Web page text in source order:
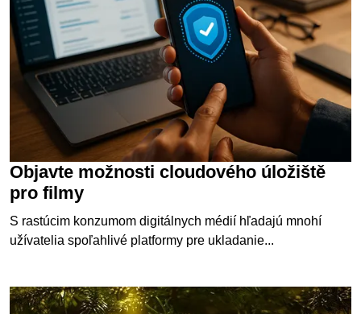
Objavte možnosti cloudového úložiště
pro filmy
S rastúcim konzumom digitálnych médií hľadajú mnohí
užívatelia spoľahlivé platformy pre ukladanie...